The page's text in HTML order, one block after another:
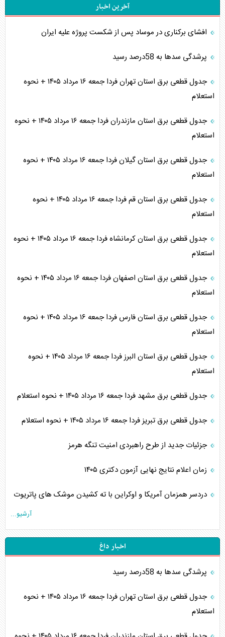
آخرین اخبار
افشای برکناری در موساد پس از شکست پروژه علیه ایران
پرشدگی سدها به 58درصد رسید
جدول قطعی برق استان تهران فردا جمعه ۱۶ مرداد ۱۴۰۵ + نحوه
استعلام
جدول قطعی برق استان مازندران فردا جمعه ۱۶ مرداد ۱۴۰۵ + نحوه
استعلام
جدول قطعی برق استان گیلان فردا جمعه ۱۶ مرداد ۱۴۰۵ + نحوه
استعلام
جدول قطعی برق استان قم فردا جمعه ۱۶ مرداد ۱۴۰۵ + نحوه
استعلام
جدول قطعی برق استان کرمانشاه فردا جمعه ۱۶ مرداد ۱۴۰۵ + نحوه
استعلام
جدول قطعی برق استان اصفهان فردا جمعه ۱۶ مرداد ۱۴۰۵ + نحوه
استعلام
جدول قطعی برق استان فارس فردا جمعه ۱۶ مرداد ۱۴۰۵ + نحوه
استعلام
جدول قطعی برق استان البرز فردا جمعه ۱۶ مرداد ۱۴۰۵ + نحوه
استعلام
جدول قطعی برق مشهد فردا جمعه ۱۶ مرداد ۱۴۰۵ + نحوه استعلام
جدول قطعی برق تبریز فردا جمعه ۱۶ مرداد ۱۴۰۵ + نحوه استعلام
جزئیات جدید از طرح راهبردی امنیت تنگه هرمز
زمان اعلام نتایج نهایی آزمون دکتری ۱۴۰۵
دردسر همزمان آمریکا و اوکراین با ته کشیدن موشک های پاتریوت
آرشیو...
اخبار داغ
پرشدگی سدها به 58درصد رسید
جدول قطعی برق استان تهران فردا جمعه ۱۶ مرداد ۱۴۰۵ + نحوه
استعلام